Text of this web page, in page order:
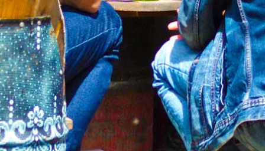
8 rue des soupirants
62100 Calais
03 21 82 76 73
Les Animés
Évènements